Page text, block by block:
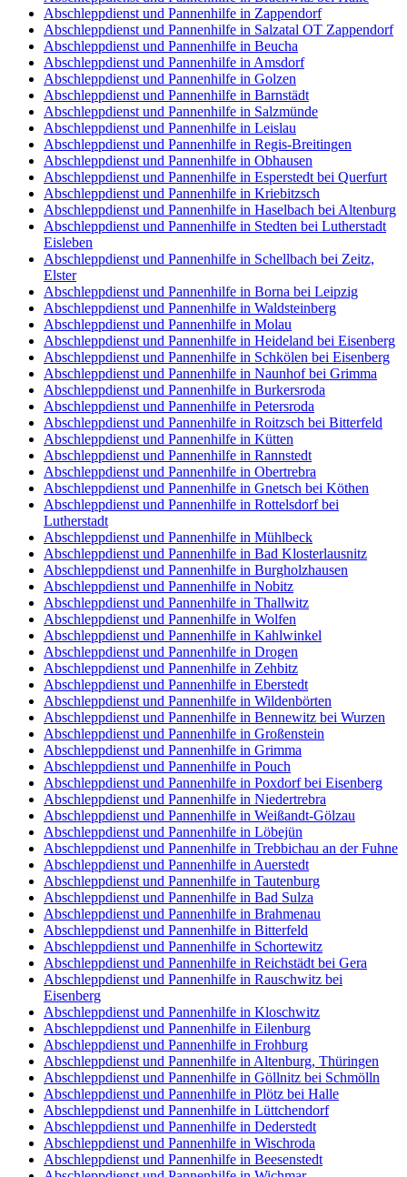
Abschleppdienst und Pannenhilfe in Zappendorf
Abschleppdienst und Pannenhilfe in Salzatal OT Zappendorf
Abschleppdienst und Pannenhilfe in Beucha
Abschleppdienst und Pannenhilfe in Amsdorf
Abschleppdienst und Pannenhilfe in Golzen
Abschleppdienst und Pannenhilfe in Barnstädt
Abschleppdienst und Pannenhilfe in Salzmünde
Abschleppdienst und Pannenhilfe in Leislau
Abschleppdienst und Pannenhilfe in Regis-Breitingen
Abschleppdienst und Pannenhilfe in Obhausen
Abschleppdienst und Pannenhilfe in Esperstedt bei Querfurt
Abschleppdienst und Pannenhilfe in Kriebitzsch
Abschleppdienst und Pannenhilfe in Haselbach bei Altenburg
Abschleppdienst und Pannenhilfe in Stedten bei Lutherstadt
Eisleben
Abschleppdienst und Pannenhilfe in Schellbach bei Zeitz,
Elster
Abschleppdienst und Pannenhilfe in Borna bei Leipzig
Abschleppdienst und Pannenhilfe in Waldsteinberg
Abschleppdienst und Pannenhilfe in Molau
Abschleppdienst und Pannenhilfe in Heideland bei Eisenberg
Abschleppdienst und Pannenhilfe in Schkölen bei Eisenberg
Abschleppdienst und Pannenhilfe in Naunhof bei Grimma
Abschleppdienst und Pannenhilfe in Burkersroda
Abschleppdienst und Pannenhilfe in Petersroda
Abschleppdienst und Pannenhilfe in Roitzsch bei Bitterfeld
Abschleppdienst und Pannenhilfe in Kütten
Abschleppdienst und Pannenhilfe in Rannstedt
Abschleppdienst und Pannenhilfe in Obertrebra
Abschleppdienst und Pannenhilfe in Gnetsch bei Köthen
Abschleppdienst und Pannenhilfe in Rottelsdorf bei
Lutherstadt
Abschleppdienst und Pannenhilfe in Mühlbeck
Abschleppdienst und Pannenhilfe in Bad Klosterlausnitz
Abschleppdienst und Pannenhilfe in Burgholzhausen
Abschleppdienst und Pannenhilfe in Nobitz
Abschleppdienst und Pannenhilfe in Thallwitz
Abschleppdienst und Pannenhilfe in Wolfen
Abschleppdienst und Pannenhilfe in Kahlwinkel
Abschleppdienst und Pannenhilfe in Drogen
Abschleppdienst und Pannenhilfe in Zehbitz
Abschleppdienst und Pannenhilfe in Eberstedt
Abschleppdienst und Pannenhilfe in Wildenbörten
Abschleppdienst und Pannenhilfe in Bennewitz bei Wurzen
Abschleppdienst und Pannenhilfe in Großenstein
Abschleppdienst und Pannenhilfe in Grimma
Abschleppdienst und Pannenhilfe in Pouch
Abschleppdienst und Pannenhilfe in Poxdorf bei Eisenberg
Abschleppdienst und Pannenhilfe in Niedertrebra
Abschleppdienst und Pannenhilfe in Weißandt-Gölzau
Abschleppdienst und Pannenhilfe in Löbejün
Abschleppdienst und Pannenhilfe in Trebbichau an der Fuhne
Abschleppdienst und Pannenhilfe in Auerstedt
Abschleppdienst und Pannenhilfe in Tautenburg
Abschleppdienst und Pannenhilfe in Bad Sulza
Abschleppdienst und Pannenhilfe in Brahmenau
Abschleppdienst und Pannenhilfe in Bitterfeld
Abschleppdienst und Pannenhilfe in Schortewitz
Abschleppdienst und Pannenhilfe in Reichstädt bei Gera
Abschleppdienst und Pannenhilfe in Rauschwitz bei
Eisenberg
Abschleppdienst und Pannenhilfe in Kloschwitz
Abschleppdienst und Pannenhilfe in Eilenburg
Abschleppdienst und Pannenhilfe in Frohburg
Abschleppdienst und Pannenhilfe in Altenburg, Thüringen
Abschleppdienst und Pannenhilfe in Göllnitz bei Schmölln
Abschleppdienst und Pannenhilfe in Plötz bei Halle
Abschleppdienst und Pannenhilfe in Lüttchendorf
Abschleppdienst und Pannenhilfe in Dederstedt
Abschleppdienst und Pannenhilfe in Wischroda
Abschleppdienst und Pannenhilfe in Beesenstedt